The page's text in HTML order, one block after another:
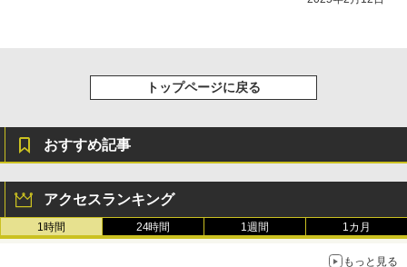
トップページに戻る
おすすめ記事
アクセスランキング
1時間 24時間 1週間 1カ月
もっと見る